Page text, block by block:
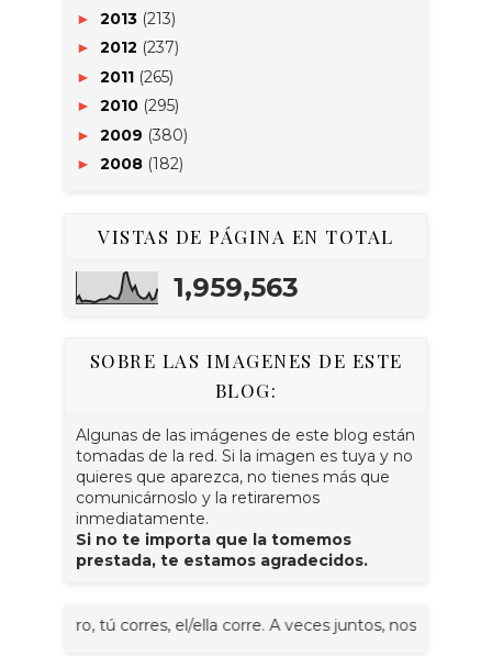
► 2013 (213)
► 2012 (237)
► 2011 (265)
► 2010 (295)
► 2009 (380)
► 2008 (182)
VISTAS DE PÁGINA EN TOTAL
1,959,563
SOBRE LAS IMAGENES DE ESTE
BLOG:
Algunas de las imágenes de este blog están
tomadas de la red. Si la imagen es tuya y no
quieres que aparezca, no tienes más que
comunicárnoslo y la retiraremos
inmediatamente.
Si no te importa que la tomemos
prestada, te estamos agradecidos.
el/ella corre. A veces juntos, nosotr@s corremos,